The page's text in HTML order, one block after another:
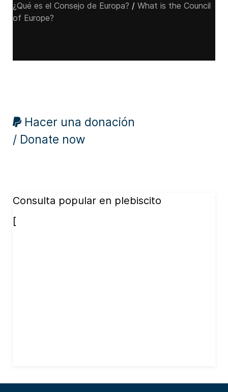
¿Qué es el Consejo de Europa? / What is the Council
of Europe?
Hacer una donación
/ Donate now
Consulta popular en plebiscito
[